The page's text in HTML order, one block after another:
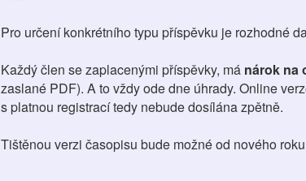
Pro určení konkrétního typu příspěvku je rozhodné
Každý člen se zaplacenými příspěvky, má nárok na
zaslané PDF). A to vždy ode dne úhrady. Online
s platnou registrací tedy nebude dosílána zpětně.
Tištěnou verzi časopisu bude možné od nového